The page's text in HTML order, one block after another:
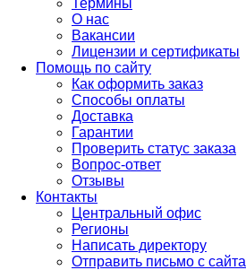
Термины
О нас
Вакансии
Лицензии и сертификаты
Помощь по сайту
Как оформить заказ
Способы оплаты
Доставка
Гарантии
Проверить статус заказа
Вопрос-ответ
Отзывы
Контакты
Центральный офис
Регионы
Написать директору
Отправить письмо с сайта